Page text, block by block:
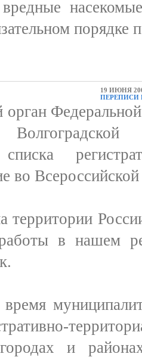
вредные
порядке
19 ИЮНЯ
ПЕРЕПИСИ
во
в нашем
и